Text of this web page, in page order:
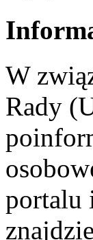
W
Rady
portalu